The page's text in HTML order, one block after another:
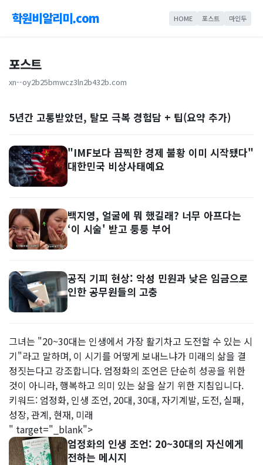
학원비알리미.com HOME 포스트 마인두
포스트
xn--oy2b25bmwcz3ln2b432b.com
5년간 고통받았던, 탈모 극복 경험담 + 팁(요약 추가)
"IMF보다 끔찍한 경제 불황 이미 시작됐다"
대한민국 비상사태예요
백지영, 얼굴에 뭐 했길래? 너무 아프다는
‘이 시술' 받고 퉁퉁 부어
공직 기피 현상: 악성 민원과 낮은 임금으로
인한 공무원들의 고충
그녀는 "20~30대는 인생에서 가장 활기차고 도전할 수 있는 시
기"라고 말하며, 이 시기를 어떻게 보내느냐가 미래의 삶을 결
정짓는다고 강조합니다. 엄정화의 조언은 단순히 성공을 위한
것이 아니라, 행복하고 의미 있는 삶을 살기 위한 지침입니다.
키워드: 엄정화, 인생 조언, 20대, 30대, 자기계발, 도전, 실패,
성장, 관계, 현재, 미래
" target="_blank">
엄정화의 인생 조언: 20~30대의 자신에게
전하는 메시지